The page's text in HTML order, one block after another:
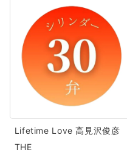
THE
ALFEE【MM308S+HGT】
Lifetime Love 高見沢俊彦
THE